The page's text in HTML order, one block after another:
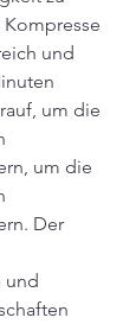
und
um die
um die
Der
und